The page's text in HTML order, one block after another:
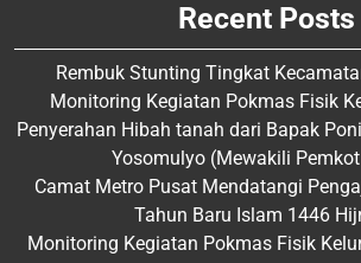
Recent Posts
Rembuk Stunting Tingkat
Monitoring Kegiatan Pokmas Fisik
Penyerahan Hibah tanah dari Bapak
Yosomulyo (Mewakili
Camat Metro Pusat Mendatangi
Tahun Baru Islam 1446
Monitoring Kegiatan Pokmas Fisik